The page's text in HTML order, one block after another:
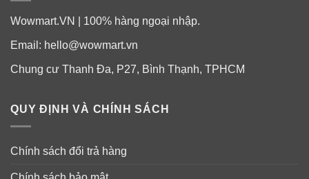
Wowmart.VN | 100% hàng ngoại nhập.
Email: hello@wowmart.vn
Chung cư Thanh Đa, P27, Bình Thạnh, TPHCM
QUY ĐỊNH VÀ CHÍNH SÁCH
Chính sách đổi trả hàng